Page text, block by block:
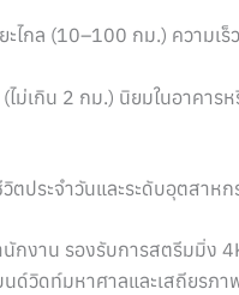
ะไกล (10–100 กม.) ความเ
ไม่เกิน 2 กม.) นิยมในอาคาร
ประจำวันและระดับอุตสาหก
กงาน รองรับการสตรีมมิ่ง
ด์วิดท์มหาศาลและเสถียรภา